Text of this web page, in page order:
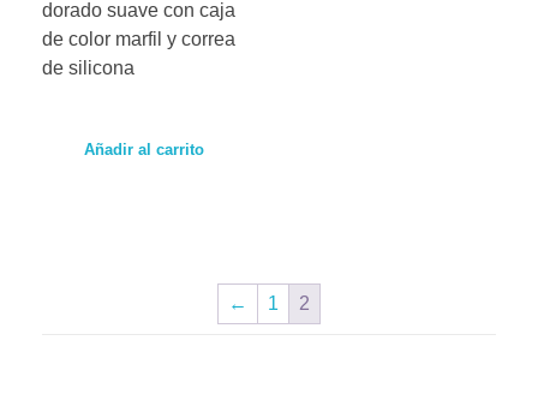
dorado suave con caja
de color marfil y correa
de silicona
Añadir al carrito
← 1 2